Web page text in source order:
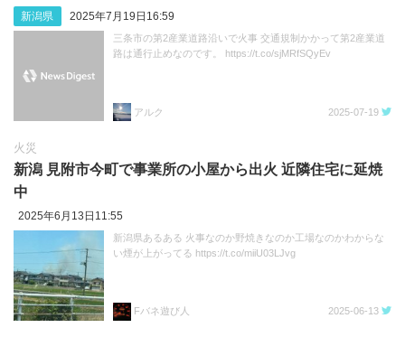
新潟県 2025年7月19日16:59
三条市の第2産業道路沿いで火事 交通規制かかって第2産業道
路は通行止めなのです。 https://t.co/sjMRfSQyEv
アルク 2025-07-19
火災
新潟 見附市今町で事業所の小屋から出火 近隣住宅に延焼
中
2025年6月13日11:55
新潟県あるある 火事なのか野焼きなのか工場なのかわからな
い煙が上がってる https://t.co/miiU03LJvg
Fバネ遊び人 2025-06-13